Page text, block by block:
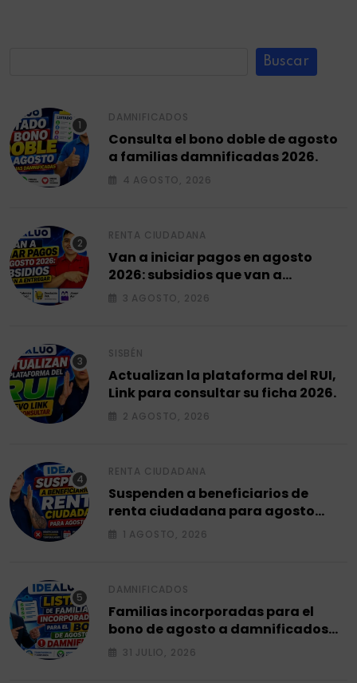
Buscar
DAMNIFICADOS
Consulta el bono doble de agosto
a familias damnificadas 2026.
4 AGOSTO, 2026
RENTA CIUDADANA
Van a iniciar pagos en agosto
2026: subsidios que van a
entregar.
3 AGOSTO, 2026
SISBÉN
Actualizan la plataforma del RUI,
Link para consultar su ficha 2026.
2 AGOSTO, 2026
RENTA CIUDADANA
Suspenden a beneficiarios de
renta ciudadana para agosto
2026.
1 AGOSTO, 2026
DAMNIFICADOS
Familias incorporadas para el
bono de agosto a damnificados
2026.
31 JULIO, 2026